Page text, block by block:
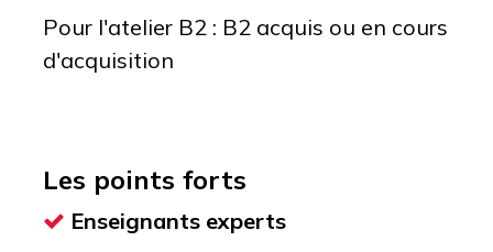
Pour l'atelier B2 : B2 acquis ou en cours
d'acquisition
Les points forts
Enseignants experts